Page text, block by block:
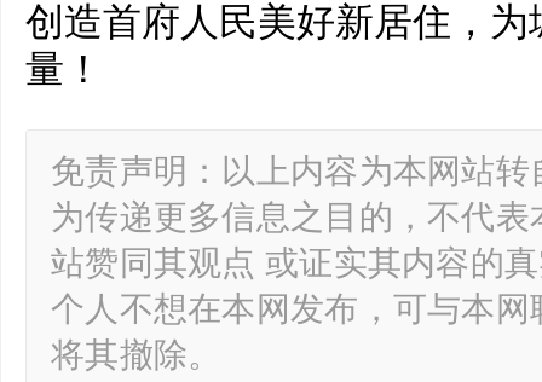
创造首府人民美好新居住，
量！
免责声明：以上内容为本网站
为传递更多信息之目的，不代
站赞同其观点 或证实其内容的
个人不想在本网发布，可与本
将其撤除。